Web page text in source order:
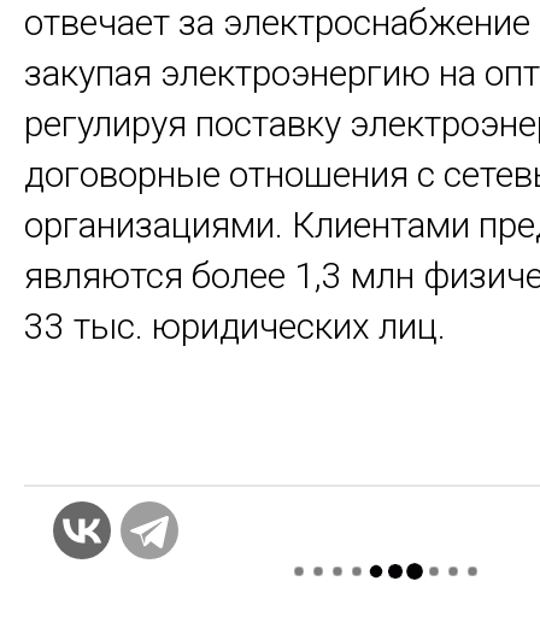
отвечает за электроснабжение
закупая электроэнергию на
регулируя поставку
договорные отношения с
организациями. Клиентами
являются более 1,3 млн
33 тыс. юридических лиц.